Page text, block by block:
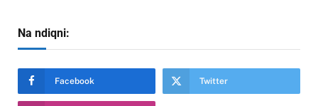
Na ndiqni:
Facebook Twitter